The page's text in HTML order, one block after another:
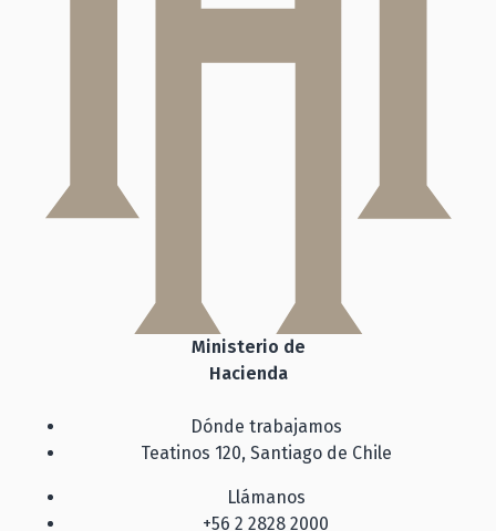
Ministerio de
Hacienda
Dónde trabajamos
Teatinos 120, Santiago de Chile
Llámanos
+56 2 2828 2000